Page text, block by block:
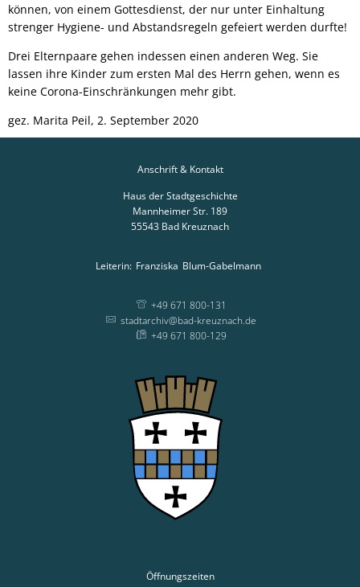
können, von einem Gottesdienst, der nur unter Einhaltung
strenger Hygiene- und Abstandsregeln gefeiert werden durfte!
Drei Elternpaare gehen indessen einen anderen Weg. Sie
lassen ihre Kinder zum ersten Mal des Herrn gehen, wenn es
keine Corona-Einschränkungen mehr gibt.
gez. Marita Peil, 2. September 2020
Anschrift & Kontakt
Haus der Stadtgeschichte
Mannheimer Str. 189
55543 Bad Kreuznach
Leiterin: Franziska Blum-Gabelmann
+49 671 800-131
stadtarchiv@bad-kreuznach.de
+49 671 800-129
Öffnungszeiten